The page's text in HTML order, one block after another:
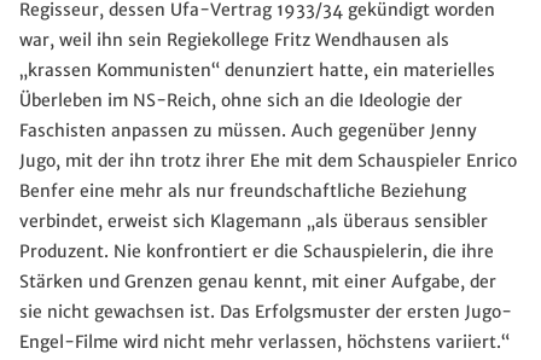
Regisseur, dessen Ufa-Vertrag 1933/34 gekündigt worden
war, weil ihn sein Regiekollege Fritz Wendhausen als
„krassen Kommunisten“ denunziert hatte, ein materielles
Überleben im NS-Reich, ohne sich an die Ideologie der
Faschisten anpassen zu müssen. Auch gegenüber Jenny
Jugo, mit der ihn trotz ihrer Ehe mit dem Schauspieler Enrico
Benfer eine mehr als nur freundschaftliche Beziehung
verbindet, erweist sich Klagemann „als überaus sensibler
Produzent. Nie konfrontiert er die Schauspielerin, die ihre
Stärken und Grenzen genau kennt, mit einer Aufgabe, der
sie nicht gewachsen ist. Das Erfolgsmuster der ersten Jugo-
Engel-Filme wird nicht mehr verlassen, höchstens variiert.“